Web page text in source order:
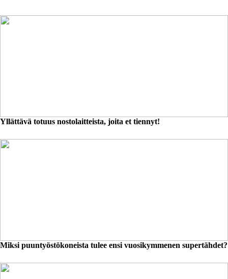
Yllättävä totuus nostolaitteista, joita et tiennyt!
Miksi puuntyöstökoneista tulee ensi vuosikymmenen supertähdet?